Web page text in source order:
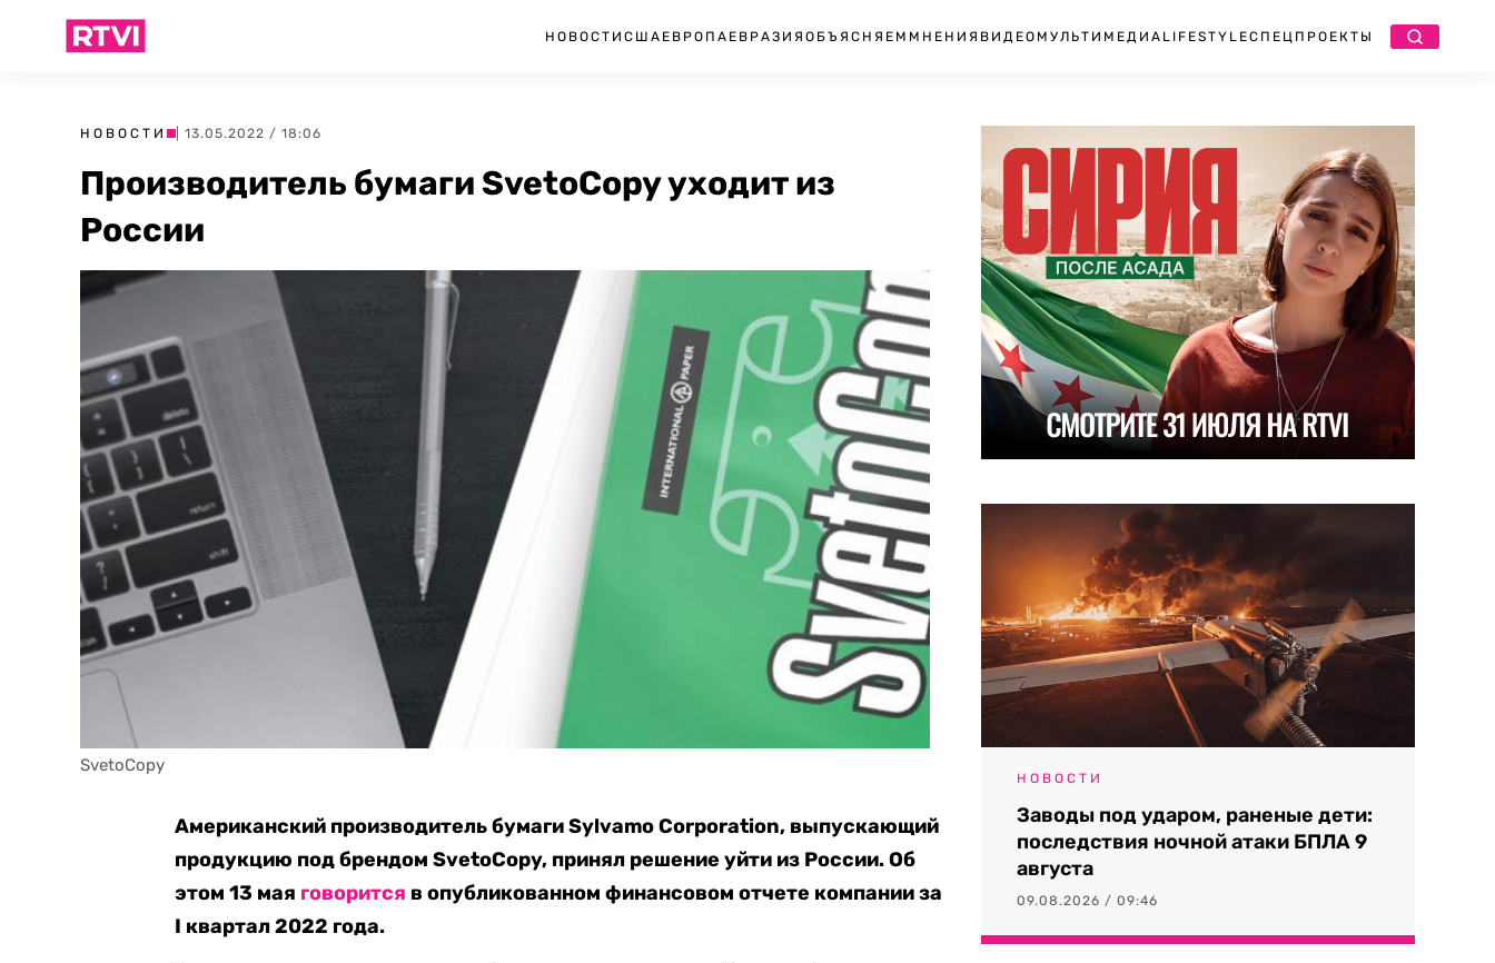
НОВОСТИ США ЕВРОПА ЕВРАЗИЯ ОБЪЯСНЯЕМ МНЕНИЯ ВИДЕО МУЛЬТИМЕДИА LIFESTYLEСПЕЦПРОЕКТЫ
НОВОСТИ | 13.05.2022 / 18:06
Производитель бумаги SvetoCopy уходит из
России
SvetoCopy
Американский производитель бумаги Sylvamo Corporation, выпускающий
продукцию под брендом SvetoCopy, принял решение уйти из России. Об
этом 13 мая говорится в опубликованном финансовом отчете компании за
I квартал 2022 года.
НОВОСТИ
Заводы под ударом, раненые дети:
последствия ночной атаки БПЛА 9
августа
09.08.2026 / 09:46